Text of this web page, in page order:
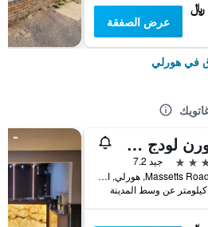
عرض الصفقة
في هورلي
أكورن لودج جاتويك
جيد 7.2
79 Massetts Road, هورلي, المملكة المتحدة